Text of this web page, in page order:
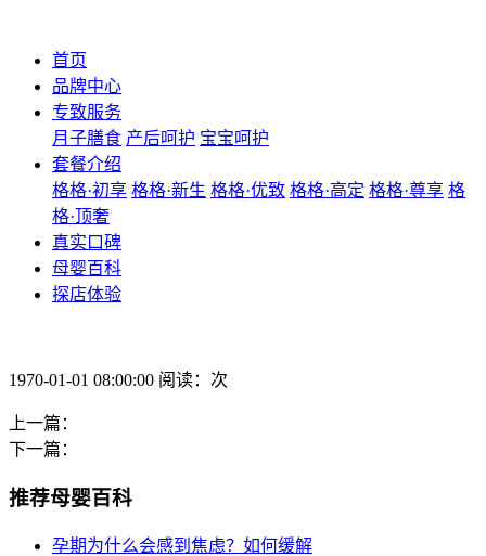
首页
品牌中心
专致服务
月子膳食 产后呵护 宝宝呵护
套餐介绍
格格·初享 格格·新生 格格·优致 格格·高定 格格·尊享 格
格·顶奢
真实口碑
母婴百科
探店体验
1970-01-01 08:00:00 阅读：次
上一篇：
下一篇：
推荐母婴百科
孕期为什么会感到焦虑？如何缓解